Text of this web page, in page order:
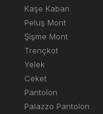
Kaşe Kaban
Peluş Mont
Şişme Mont
Trençkot
Yelek
Ceket
Pantolon
Palazzo Pantolon